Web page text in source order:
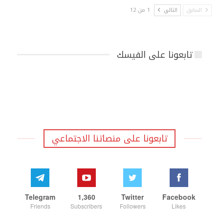
السابق التالي 1 من 12
تابعونا على الفيسك
تابعونا على منصاتنا الاجتماعي
Facebook
Likes
Twitter
Followers
1,360
Subscribers
Telegram
Friends